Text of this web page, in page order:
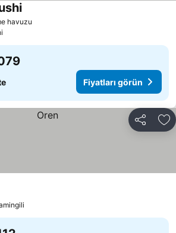
havuzu
Fiyatları görün
Fiyatları görün
Paylaş